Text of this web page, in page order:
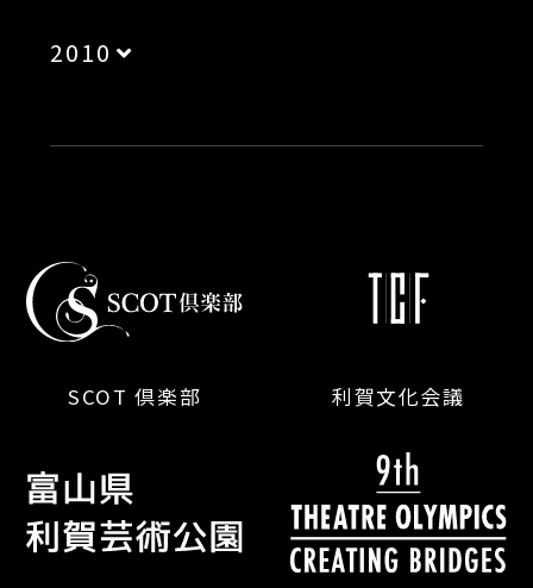
2010
SCOT 倶楽部 利賀文化会議